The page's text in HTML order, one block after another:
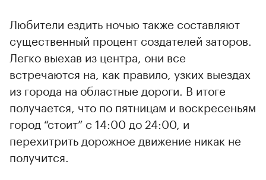
Любители ездить ночью также составляют
существенный процент создателей заторов.
Легко выехав из центра, они все
встречаются на, как правило, узких выездах
из города на областные дороги. В итоге
получается, что по пятницам и воскресеньям
город “стоит” с 14:00 до 24:00, и
перехитрить дорожное движение никак не
получится.